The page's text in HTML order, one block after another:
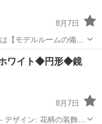
8月7日
【モデルルームの備
質
モデルルーム
ワイト◆円形◆鏡
8月7日